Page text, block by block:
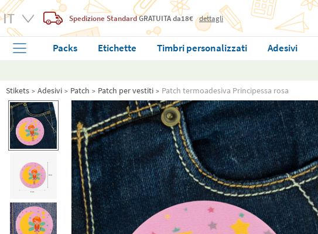
Spedizione StandardGRATUITAda18€ dettagli
Packs Etichette Timbri personalizzati Adesivi
Stikets Adesivi Patch Patch per vestiti Patch termoadesiva Principessa rosa